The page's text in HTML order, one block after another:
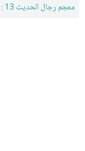
معجم رجال الحديث 13 : 144